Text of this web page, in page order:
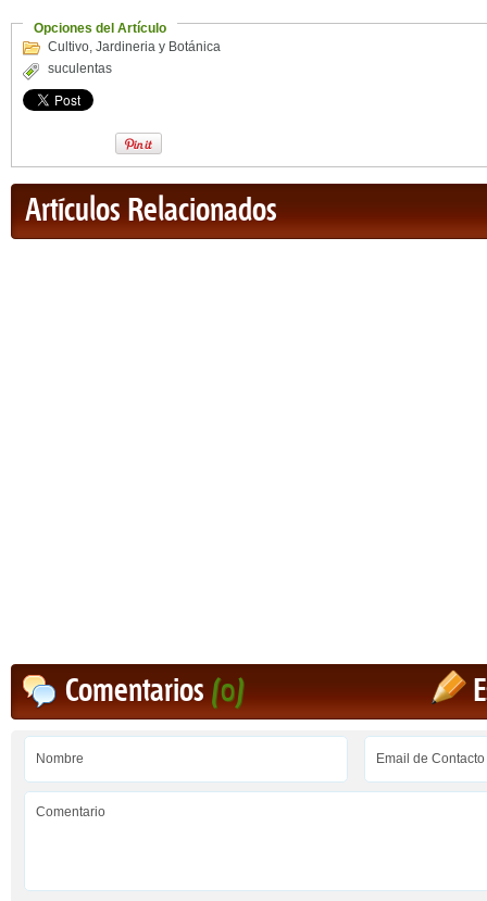
Opciones del Artículo
Cultivo, Jardineria y Botánica
suculentas
Artículos Relacionados
Comentarios(0)